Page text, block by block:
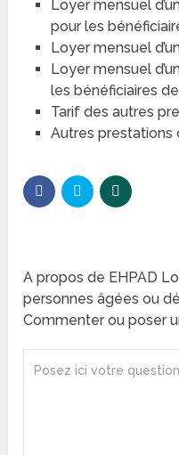
Loyer mensuel
pour les
Loyer mensuel
Loyer mensuel
les bénéficiaires de
Tarif des autres
Autres prestations
A propos de EHPAD
personnes âgées ou
Commenter ou poser